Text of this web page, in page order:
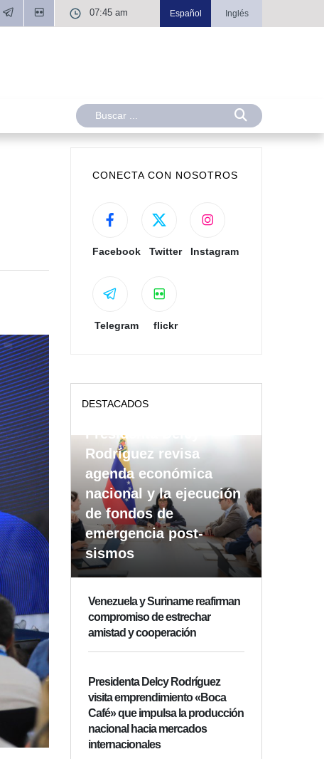
07:45 am Español Inglés
CONECTA CON NOSOTROS
Facebook Twitter Instagram
Telegram flickr
DESTACADOS
Presidenta Delcy
Rodríguez revisa
agenda económica
nacional y la ejecución
de fondos de
emergencia post-
sismos
Venezuela y Suriname reafirman
compromiso de estrechar
amistad y cooperación
Presidenta Delcy Rodríguez
visita emprendimiento «Boca
Café» que impulsa la producción
nacional hacia mercados
internacionales